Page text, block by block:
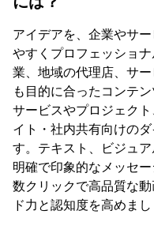
アイデアを、企業やサ
やすくプロフェッショ
業、地域の代理店、サ
も目的に合ったコンテン
サービスやプロジェク
イト・社内共有向けの
す。テキスト、ビジュ
明確で印象的なメッセー
数クリックで高品質な
ド力と認知度を高めまし